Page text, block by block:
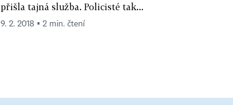
přišla tajná služba. Policisté tak...
9. 2. 2018 ▪ 2 min. čtení